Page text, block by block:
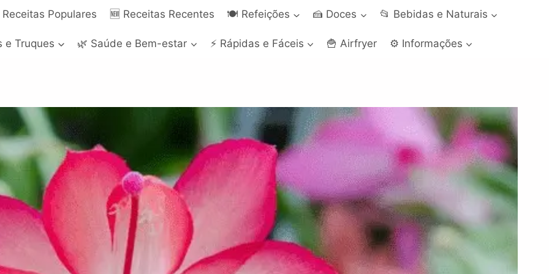
Receitas Populares 🆕 Receitas Recentes 🍽️ Refeições 🍰 Doces 📂 Bebidas e Naturais
e Truques 🌿 Saúde e Bem-estar ⚡ Rápidas e Fáceis 🍟 Airfryer ⚙️ Informações